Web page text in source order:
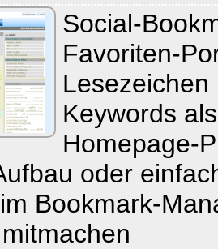
Social-
Favoriten-
Keywords
Homepage-
oder
Bookmark-